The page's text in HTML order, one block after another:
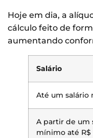
Hoje em dia, a
cálculo feito de
aumentando
Salário
Até um salário
A partir de um
mínimo até R$